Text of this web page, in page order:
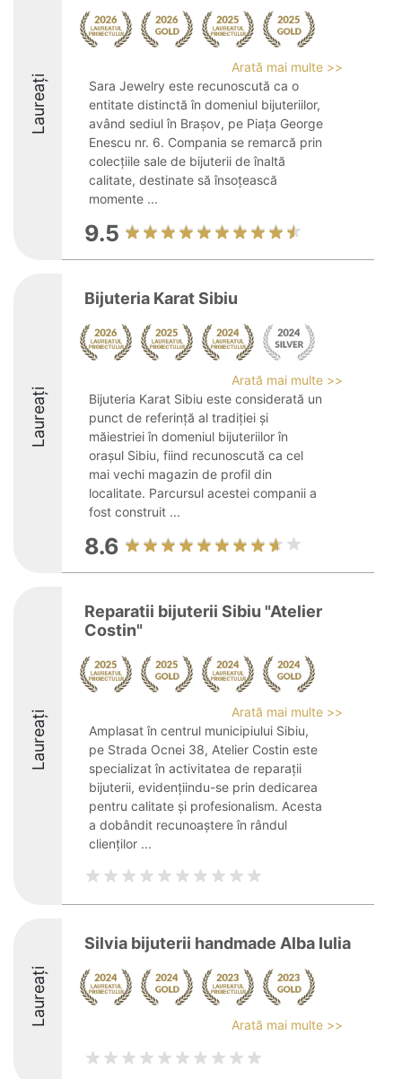
Laureați
Arată mai multe >>
Sara Jewelry este recunoscută ca o
entitate distinctă în domeniul bijuteriilor,
având sediul în Brașov, pe Piața George
Enescu nr. 6. Compania se remarcă prin
colecțiile sale de bijuterii de înaltă
calitate, destinate să însoțească
momente ...
9.5
Laureați
Bijuteria Karat Sibiu
Arată mai multe >>
Bijuteria Karat Sibiu este considerată un
punct de referință al tradiției și
măiestriei în domeniul bijuteriilor în
orașul Sibiu, fiind recunoscută ca cel
mai vechi magazin de profil din
localitate. Parcursul acestei companii a
fost construit ...
8.6
Laureați
Reparatii bijuterii Sibiu "Atelier
Costin"
Arată mai multe >>
Amplasat în centrul municipiului Sibiu,
pe Strada Ocnei 38, Atelier Costin este
specializat în activitatea de reparații
bijuterii, evidențiindu-se prin dedicarea
pentru calitate și profesionalism. Acesta
a dobândit recunoaștere în rândul
clienților ...
Laureați
Silvia bijuterii handmade Alba Iulia
Arată mai multe >>